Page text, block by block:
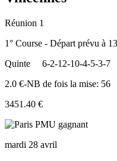
Réunion 1
1° Course - Départ prévu à
Quinte
6-2-12-10-4-5-3-7
2.0 €-NB de fois la mise: 56
3451.40 €
mardi 28 avril